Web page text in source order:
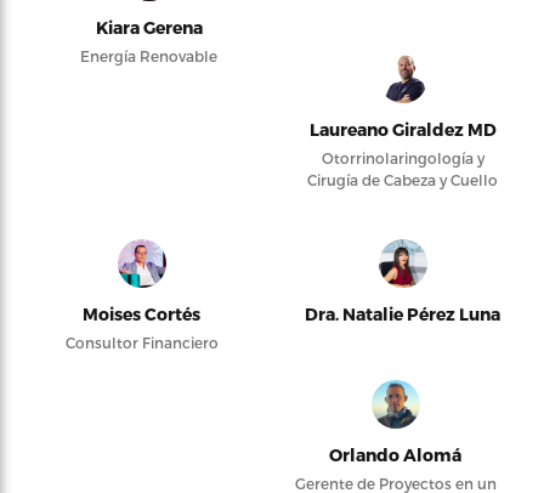
Kiara Gerena
Energía Renovable
Laureano Giraldez MD
Otorrinolaringología y
Cirugía de Cabeza y Cuello
Moises Cortés
Consultor Financiero
Dra. Natalie Pérez Luna
Orlando Alomá
Gerente de Proyectos en un